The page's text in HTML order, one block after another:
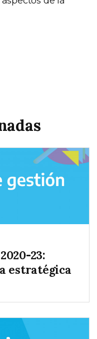
23:
estratégica